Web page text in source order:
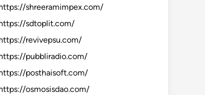
shreeramimpex.com/
sdtoplit.com/
revivepsu.com/
pubbliradio.com/
posthaisoft.com/
osmosisdao.com/